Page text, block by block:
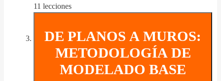
11 lecciones
DE PLANOS A MUROS:
METODOLOGÍA DE
MODELADO BASE